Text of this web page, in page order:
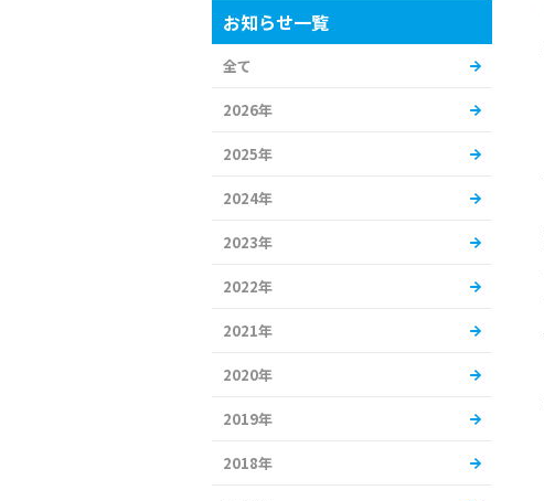
お知らせ一覧
全て
2026年
2025年
2024年
2023年
2022年
2021年
2020年
2019年
2018年